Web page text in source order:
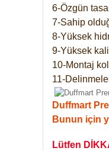
6-Özgün
7-Sahip
8-Yüksek
9-Yüksek
10-Montaj
11-
Duffmart
Bunun için
Lütfen